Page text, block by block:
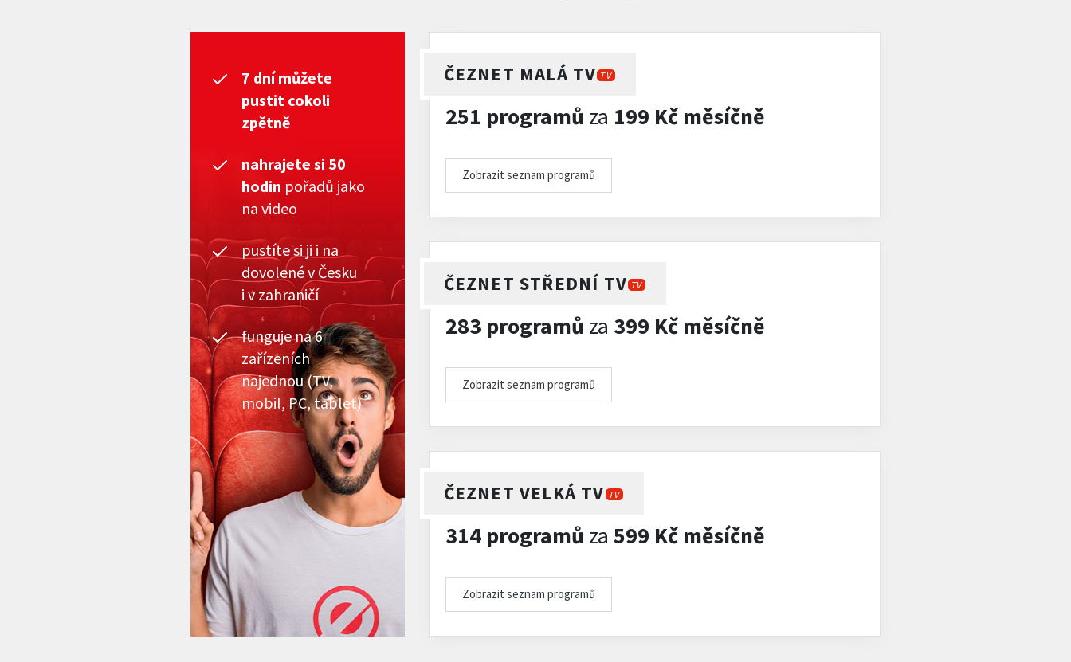
7 dní můžete
pustit cokoli
zpětně
nahrajete si 50
hodin pořadů jako
na video
pustíte si ji i na
dovolené v Česku
i v zahraničí
funguje na 6
zařízeních
najednou (TV,
mobil, PC, tablet)
ČEZNET MALÁ TV TV
251 programů za 199 Kč měsíčně
Zobrazit seznam programů
ČEZNET STŘEDNÍ TV TV
283 programů za 399 Kč měsíčně
Zobrazit seznam programů
ČEZNET VELKÁ TV TV
314 programů za 599 Kč měsíčně
Zobrazit seznam programů